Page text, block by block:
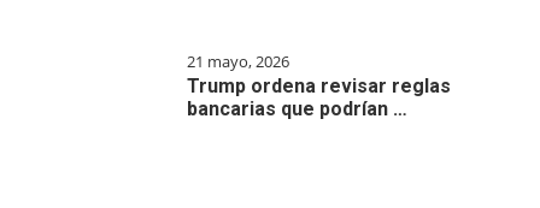
21 mayo, 2026
Trump ordena revisar reglas
bancarias que podrían …